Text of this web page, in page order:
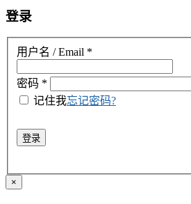
登录
用户名 / Email *
密码 *
记住我忘记密码?
登录
×